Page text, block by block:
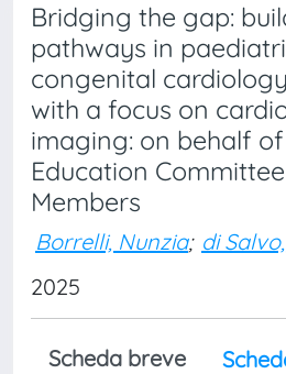
Bridging the gap:
pathways in
congenital
with a focus on
imaging: on behalf of
Education
Members
Borrelli, Nunzia; di
2025
Scheda breve